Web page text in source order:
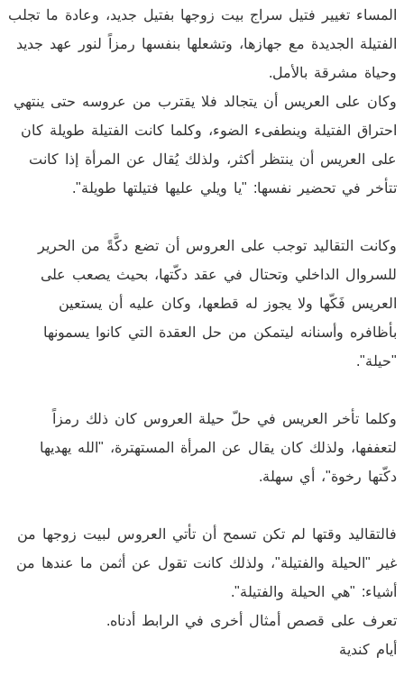
المساء تغيير فتيل سراج بيت زوجها بفتيل جديد، وعادة ما تجلب
الفتيلة الجديدة مع جهازها، وتشعلها بنفسها رمزاً لنور عهد جديد
وحياة مشرقة بالأمل.
وكان على العريس أن يتجالد فلا يقترب من عروسه حتى ينتهي
احتراق الفتيلة وينطفىء الضوء، وكلما كانت الفتيلة طويلة كان
على العريس أن ينتظر أكثر، ولذلك يُقال عن المرأة إذا كانت
تتأخر في تحضير نفسها: "يا ويلي عليها فتيلتها طويلة".
وكانت التقاليد توجب على العروس أن تضع دكَّةً من الحرير
للسروال الداخلي وتحتال في عقد دكّتها، بحيث يصعب على
العريس فَكّها ولا يجوز له قطعها، وكان عليه أن يستعين
بأظافره وأسنانه ليتمكن من حل العقدة التي كانوا يسمونها
"حيلة".
وكلما تأخر العريس في حلّ حيلة العروس كان ذلك رمزاً
لتعففها، ولذلك كان يقال عن المرأة المستهترة، "الله يهديها
دكّتها رخوة"، أي سهلة.
فالتقاليد وقتها لم تكن تسمح أن تأتي العروس لبيت زوجها من
غير "الحيلة والفتيلة"، ولذلك كانت تقول عن أثمن ما عندها من
أشياء: "هي الحيلة والفتيلة".
تعرف على قصص أمثال أخرى في الرابط أدناه.
أيام كندية